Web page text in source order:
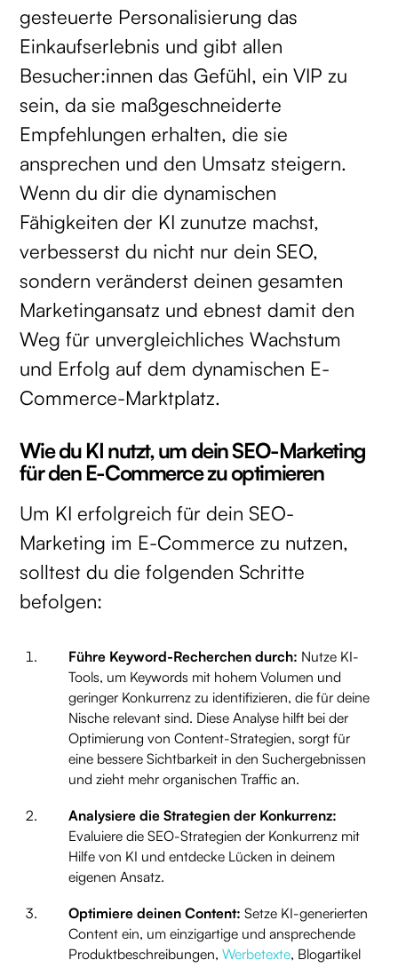
gesteuerte Personalisierung das
Einkaufserlebnis und gibt allen
Besucher:innen das Gefühl, ein VIP zu
sein, da sie maßgeschneiderte
Empfehlungen erhalten, die sie
ansprechen und den Umsatz steigern.
Wenn du dir die dynamischen
Fähigkeiten der KI zunutze machst,
verbesserst du nicht nur dein SEO,
sondern veränderst deinen gesamten
Marketingansatz und ebnest damit den
Weg für unvergleichliches Wachstum
und Erfolg auf dem dynamischen E-
Commerce-Marktplatz.
Wie du KI nutzt, um dein SEO-Marketing
für den E-Commerce zu optimieren
Um KI erfolgreich für dein SEO-
Marketing im E-Commerce zu nutzen,
solltest du die folgenden Schritte
befolgen:
Führe Keyword-Recherchen durch: Nutze KI-
Tools, um Keywords mit hohem Volumen und
geringer Konkurrenz zu identifizieren, die für deine
Nische relevant sind. Diese Analyse hilft bei der
Optimierung von Content-Strategien, sorgt für
eine bessere Sichtbarkeit in den Suchergebnissen
und zieht mehr organischen Traffic an.
Analysiere die Strategien der Konkurrenz:
Evaluiere die SEO-Strategien der Konkurrenz mit
Hilfe von KI und entdecke Lücken in deinem
eigenen Ansatz.
Optimiere deinen Content: Setze KI-generierten
Content ein, um einzigartige und ansprechende
Produktbeschreibungen,Werbetexte, Blogartikel